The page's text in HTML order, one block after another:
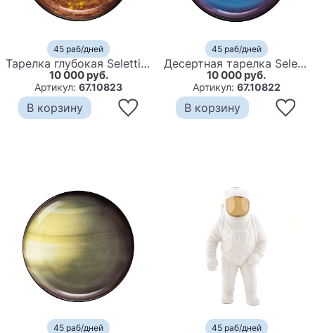
45 раб/дней
Тарелка глубокая Seletti Mars
10 000 руб.
Артикул:67.10823
В корзину
45 раб/дней
Десертная тарелка Seletti Neptun
10 000 руб.
Артикул: 67.10822
В корзину
45 раб/дней 45 раб/дней